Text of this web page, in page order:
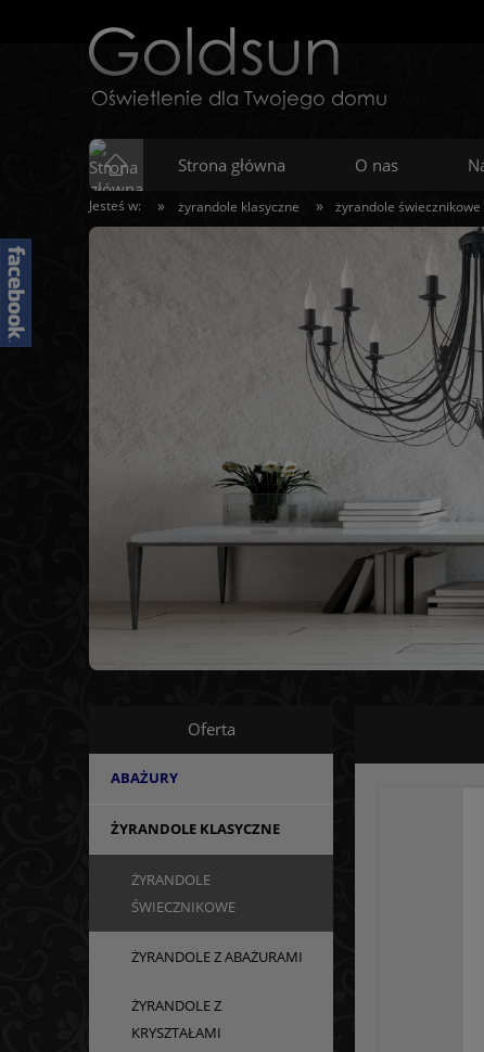
Strona główna O nas
Jesteś w: » żyrandole klasyczne » żyrandole świecznikowe
Oferta
ABAŻURY
ŻYRANDOLE KLASYCZNE
ŻYRANDOLE
ŚWIECZNIKOWE
ŻYRANDOLE Z ABAŻURAMI
ŻYRANDOLE Z
KRYSZTAŁAMI